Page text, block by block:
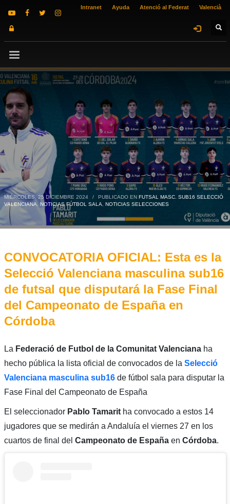
Intranet Ayuda Atenció al Federat Valencià
MIÉRCOLES, 25 DICIEMBRE 2024 / PUBLICADO EN FUTSAL MASC. SUB16 SELECCIÓ
VALENCIANA
NOTICIAS FÚTBOL SALA, NOTICIAS SELECCIONES
CONVOCATORIA OFICIAL: Esta es la
Selecció Valenciana masculina sub16
de futsal que disputará la Fase Final
del Campeonato de España en
Córdoba
La Federació de Futbol de la Comunitat Valencianaha
hecho pública la lista oficial de convocados de la Selecció
Valenciana masculina sub16 de fútbol sala para disputar la
Fase Final del Campeonato de España
El seleccionadorPablo Tamaritha convocado a estos 14
jugadores que se medirán a Andaluía el viernes 27 en los
cuartos de final del Campeonato de Españaen Córdoba.